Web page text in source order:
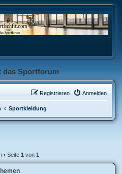
das Sportforum
Anmelden
Registrieren
Sportkleidung
• Seite 1 von 1